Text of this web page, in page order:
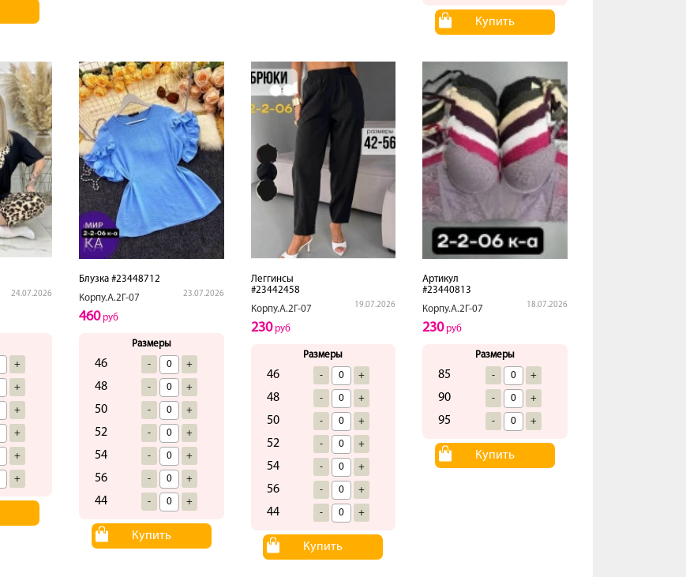
Купить
24.07.2026
+
+
+
+
+
+
Блузка #23448712
Корпу.А.2Г-07
23.07.2026
460руб
Размеры
46 - +
48 - +
50 - +
52 - +
54 - +
56 - +
44 - +
Купить
Леггинсы
#23442458
Корпу.А.2Г-07
19.07.2026
230руб
Размеры
46 - +
48 - +
50 - +
52 - +
54 - +
56 - +
44 - +
Купить
Артикул
#23440813
Корпу.А.2Г-07
18.07.2026
230руб
Размеры
85 - +
90 - +
95 - +
Купить